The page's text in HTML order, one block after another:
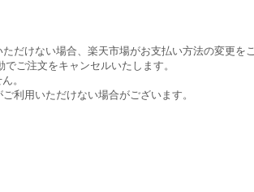
だけない場合、楽天市場がお支払い方法の変更を
ご注文をキャンセルいたします。
。
利用いただけない場合がございます。